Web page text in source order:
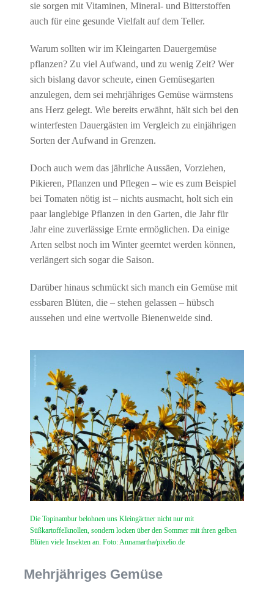
sie sorgen mit Vitaminen, Mineral- und Bitterstoffen
auch für eine gesunde Vielfalt auf dem Teller.
Warum sollten wir im Kleingarten Dauergemüse
pflanzen? Zu viel Aufwand, und zu wenig Zeit? Wer
sich bislang davor scheute, einen Gemüsegarten
anzulegen, dem sei mehrjähriges Gemüse wärmstens
ans Herz gelegt. Wie bereits erwähnt, hält sich bei den
winterfesten Dauergästen im Vergleich zu einjährigen
Sorten der Aufwand in Grenzen.
Doch auch wem das jährliche Aussäen, Vorziehen,
Pikieren, Pflanzen und Pflegen – wie es zum Beispiel
bei Tomaten nötig ist – nichts ausmacht, holt sich ein
paar langlebige Pflanzen in den Garten, die Jahr für
Jahr eine zuverlässige Ernte ermöglichen. Da einige
Arten selbst noch im Winter geerntet werden können,
verlängert sich sogar die Saison.
Darüber hinaus schmückt sich manch ein Gemüse mit
essbaren Blüten, die – stehen gelassen – hübsch
aussehen und eine wertvolle Bienenweide sind.
Die Topinambur belohnen uns Kleingärtner nicht nur mit
Süßkartoffelknollen, sondern locken über den Sommer mit ihren gelben
Blüten viele Insekten an. Foto: Annamartha/pixelio.de
Mehrjähriges Gemüse